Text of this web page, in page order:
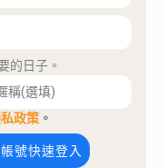
的日子。
政策 。
號快速登入